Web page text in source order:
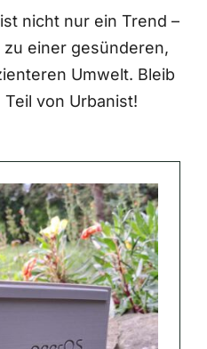
nicht nur ein Trend –
einer gesünderen,
Umwelt. Bleib
von Urbanist!